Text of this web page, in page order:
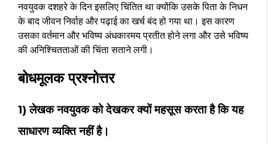
नवयुवक दशहरे के दिन इसलिए चिंतित था क्योंकि उसके पिता के निधन
के बाद जीवन निर्वाह और पढ़ाई का खर्च बंद हो गया था। इस कारण
उसका वर्तमान और भविष्य अंधकारमय प्रतीत होने लगा और उसे भविष्य
की अनिश्चितताओं की चिंता सताने लगी।
बोधमूलक प्रश्नोत्तर
1) लेखक नवयुवक को देखकर क्यों महसूस करता है कि यह
साधारण व्यक्ति नहीं है।